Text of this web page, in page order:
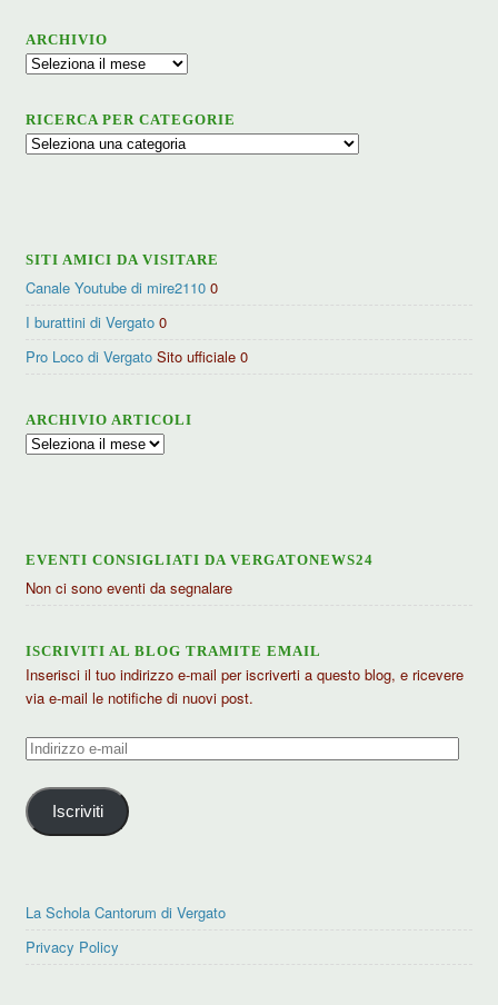
ARCHIVIO
Archivio
RICERCA PER CATEGORIE
Ricerca
SITI AMICI DA VISITARE
Canale Youtube di mire2110 0
I burattini di Vergato 0
Pro Loco di Vergato Sito ufficiale 0
ARCHIVIO ARTICOLI
Archivio
EVENTI CONSIGLIATI DA VERGATONEWS24
Non ci sono eventi da segnalare
ISCRIVITI AL BLOG TRAMITE EMAIL
Inserisci il tuo indirizzo e-mail per iscriverti a questo blog, e ricevere
via e-mail le notifiche di nuovi post.
Indirizzo
mail
Iscriviti
La Schola Cantorum di Vergato
Privacy Policy